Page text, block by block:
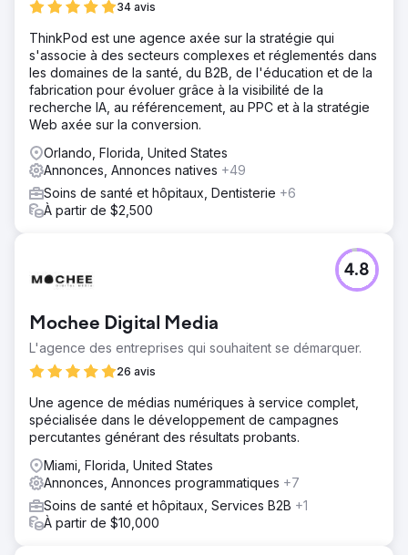
dans la façon dont ils géraient leurs méta et Google Ads.
Résultat
Incroyable CPL Meta et Google Ads de 10 à 16 $
(moyenne du secteur : 38 $ à 58 $)
Vers la page de l'agence
34 avis
ThinkPod est une agence axée sur la stratégie qui
s'associe à des secteurs complexes et réglementés dans
les domaines de la santé, du B2B, de l'éducation et de la
fabrication pour évoluer grâce à la visibilité de la
recherche IA, au référencement, au PPC et à la stratégie
Web axée sur la conversion.
Orlando, Florida, United States
Annonces, Annonces natives +49
Soins de santé et hôpitaux, Dentisterie +6
À partir de $2,500
Mochee Digital Media
L'agence des entreprises qui souhaitent se démarquer.
26 avis
4.8
Une agence de médias numériques à service complet,
spécialisée dans le développement de campagnes
percutantes générant des résultats probants.
Miami, Florida, United States
Annonces, Annonces programmatiques +7
Soins de santé et hôpitaux, Services B2B +1
À partir de $10,000